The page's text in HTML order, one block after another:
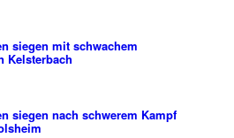
siegen mit schwachem
Kelsterbach
siegen nach schwerem Kampf